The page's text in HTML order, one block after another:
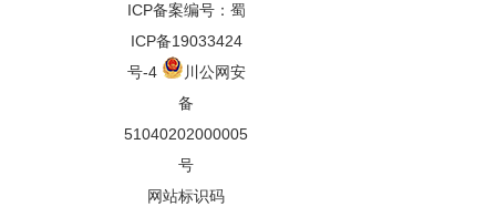
ICP备案编号：蜀
ICP备19033424
号-4
川公网安
备
51040202000005
号
网站标识码